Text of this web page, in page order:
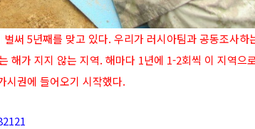
써 5년째를 맞고 있다. 우리가 러시아팀과 공동조사하
해가 지지 않는 지역. 해마다 1년에 1-2회씩 이 지역으
시권에 들어오기 시작했다.